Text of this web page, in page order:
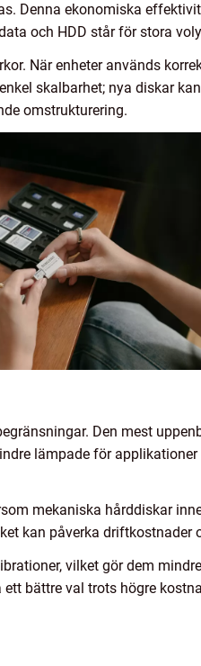
Denna ekonomiska
och HDD står för stora
När enheter används
skalbarhet; nya diskar
omstrukturering.
Den mest
lämpade för
mekaniska hårddiskar
kan påverka driftkostnader
vilket gör dem
bättre val trots högre